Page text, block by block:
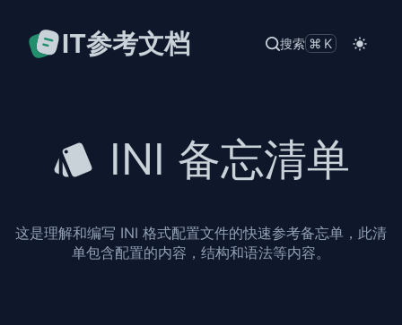
IT参考文档 搜索 ⌘K
INI 备忘清单
这是理解和编写 INI 格式配置文件的快速参考备忘单，此清
单包含配置的内容，结构和语法等内容。